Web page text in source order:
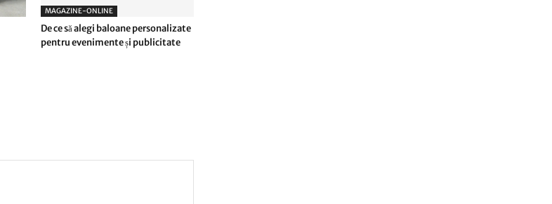
MAGAZINE-ONLINE
De ce să alegi baloane personalizate
pentru evenimente și publicitate